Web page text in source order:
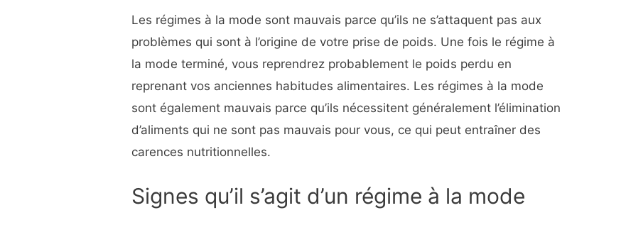
Les régimes à la mode sont mauvais parce qu’ils ne s’attaquent pas aux
problèmes qui sont à l’origine de votre prise de poids. Une fois le régime à
la mode terminé, vous reprendrez probablement le poids perdu en
reprenant vos anciennes habitudes alimentaires. Les régimes à la mode
sont également mauvais parce qu’ils nécessitent généralement l’élimination
d’aliments qui ne sont pas mauvais pour vous, ce qui peut entraîner des
carences nutritionnelles.
Signes qu’il s’agit d’un régime à la mode